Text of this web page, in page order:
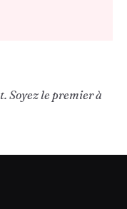
Soyez le premier à